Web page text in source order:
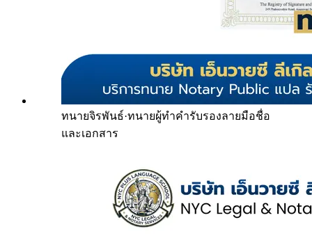
ทนายจิรพันธ์·ทนายผู้ทำคำรับรองลายมือชื่อ
และเอกสาร